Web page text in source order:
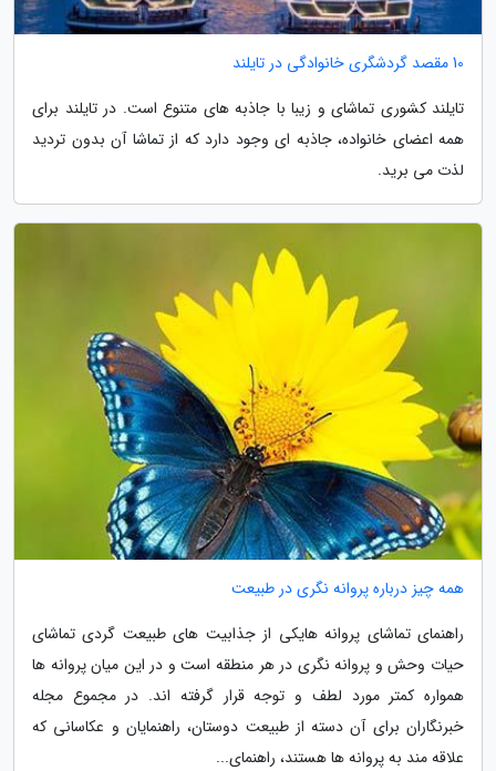
10 مقصد گردشگری خانوادگی در تایلند
تایلند کشوری تماشای و زیبا با جاذبه های متنوع است. در تایلند برای
همه اعضای خانواده، جاذبه ای وجود دارد که از تماشا آن بدون تردید
لذت می برید.
همه چیز درباره پروانه نگری در طبیعت
راهنمای تماشای پروانه هایکی از جذابیت های طبیعت گردی تماشای
حیات وحش و پروانه نگری در هر منطقه است و در این میان پروانه ها
همواره کمتر مورد لطف و توجه قرار گرفته اند. در مجموع مجله
خبرنگاران برای آن دسته از طبیعت دوستان، راهنمایان و عکاسانی که
علاقه مند به پروانه ها هستند، راهنمای...